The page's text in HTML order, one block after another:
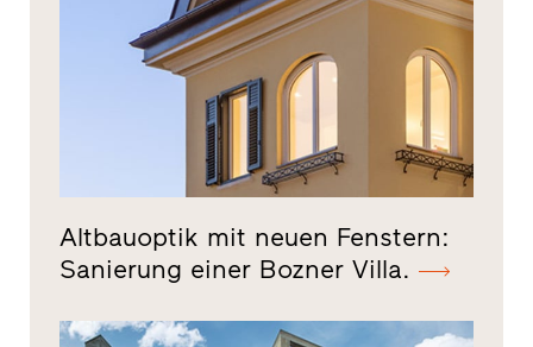
Altbauoptik mit neuen Fenstern:
Sanierung einer Bozner Villa.